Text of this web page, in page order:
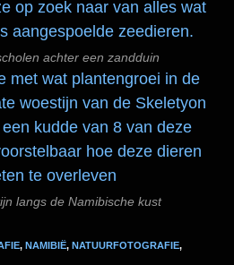
achter een zandduin
langs de Namibische kust
,NAMIBIË,NATUURFOTOGRAFIE,